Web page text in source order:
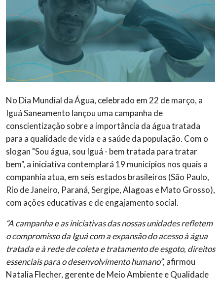
No Dia Mundial da Água, celebrado em 22 de março, a
Iguá Saneamento lançou uma campanha de
conscientização sobre a importância da água tratada
para a qualidade de vida e a saúde da população. Com o
slogan "Sou água, sou Iguá - bem tratada para tratar
bem", a iniciativa contemplará 19 municípios nos quais a
companhia atua, em seis estados brasileiros (São Paulo,
Rio de Janeiro, Paraná, Sergipe, Alagoas e Mato Grosso),
com ações educativas e de engajamento social.
“A campanha e as iniciativas das nossas unidades refletem
o compromisso da Iguá com a expansão do acesso à água
tratada e à rede de coleta e tratamento de esgoto, direitos
essenciais para o desenvolvimento humano”, afirmou
Natalia Flecher, gerente de Meio Ambiente e Qualidade